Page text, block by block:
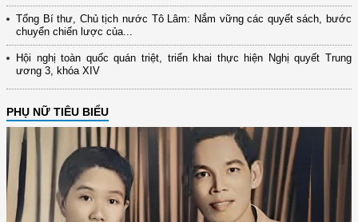
Tổng Bí thư, Chủ tịch nước Tô Lâm: Nắm vững các quyết sách, bước
chuyển chiến lược của...
Hội nghị toàn quốc quán triệt, triển khai thực hiện Nghị quyết Trung
ương 3, khóa XIV
PHỤ NỮ TIÊU BIỂU